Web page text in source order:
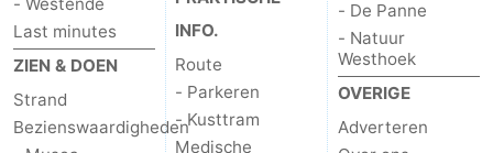
Last minutes
ZIEN & DOEN
Strand
Bezienswaardigheden
INFO.
Route
- Parkeren
- Kusttram
Medische
- De Panne
- Natuur
Westhoek
OVERIGE
Adverteren